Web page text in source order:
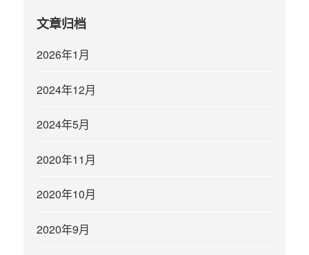
文章归档
2026年1月
2024年12月
2024年5月
2020年11月
2020年10月
2020年9月